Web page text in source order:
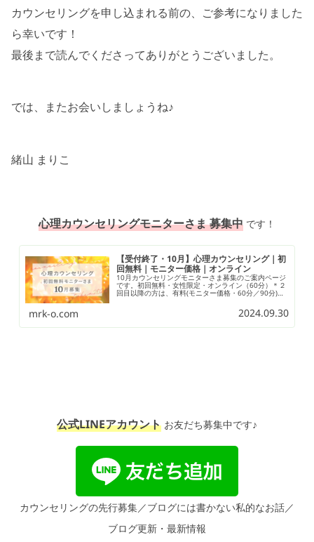
カウンセリングを申し込まれる前の、ご参考になりました
ら幸いです！
最後まで読んでくださってありがとうございました。
では、またお会いしましょうね♪
緒山 まりこ
心理カウンセリングモニターさま 募集中 です！
【受付終了・10月】心理カウンセリング｜初
回無料｜モニター価格｜オンライン
10月カウンセリングモニターさま募集のご案内ページ
です。初回無料・女性限定・オンライン（60分）＊２
回目以降の方は、有料(モニター価格・60分／90分)と
なります。
mrk-o.com 2024.09.30
公式LINEアカウント お友だち募集中です♪
カウンセリングの先行募集／ブログには書かない私的なお話／
ブログ更新・最新情報